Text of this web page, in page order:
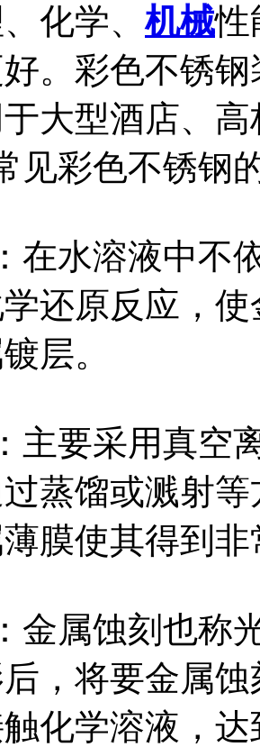
化学、机械性
。彩色不锈
大型酒店、
见彩色不锈钢
在水溶液中不
还原反应，
层。
主要采用真空
蒸馏或溅射
膜使其得到
金属蚀刻也称
，将要金属
化学溶液，